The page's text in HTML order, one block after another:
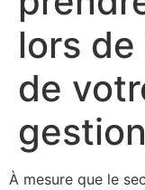
lors
de
À mesure que le